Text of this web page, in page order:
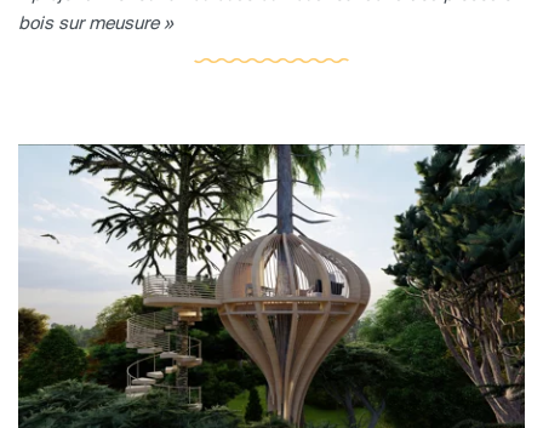
bois sur meusure »